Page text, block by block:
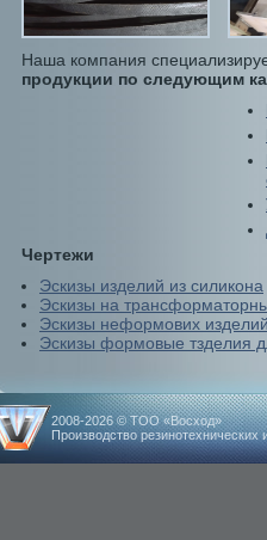
Наша компания
продукции по следующим
Чертежи
Эскизы издeлий из силикона
Эскизы на
Эскизы нeформових
Эскизы формовые тзделия
2008-2026 © ТОО «Восход»
Производство резинотехнических